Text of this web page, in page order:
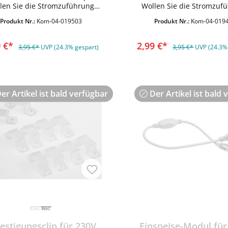
Sie die Stromzuführung
Dieses Kabel hilft Ihnen!
2,0mm Koax-Stecker zum
an den RGB-Controller
Produkt Nr.: Kom-04-019503
€* 3,95 €* UVP (24.3% gespart)
Wollen Sie die
verlegen? Dieses Kabel
Koax-Stecker auf
Produkt Nr.: Kom-04-
2,99 €* 3,95 €* UVP
Artikel ist bald verfügbar Der Artikel ist bald